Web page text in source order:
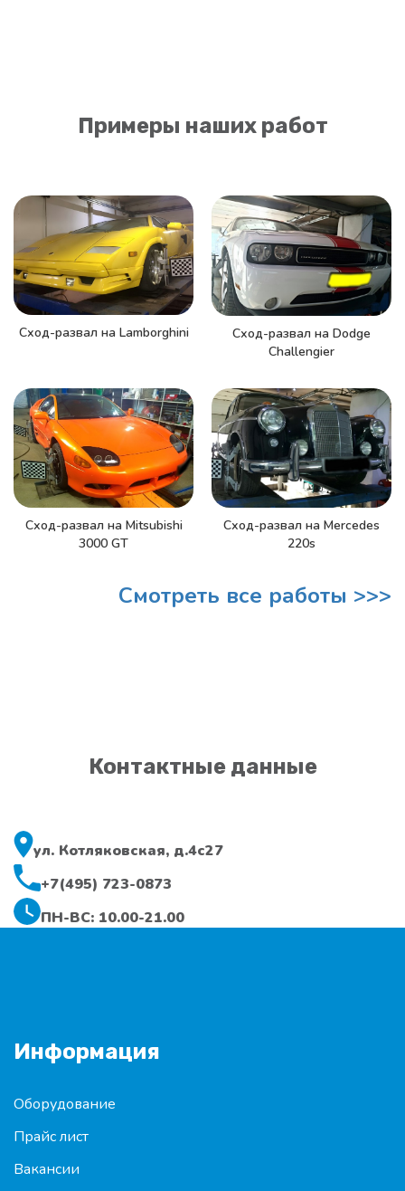
Примеры наших работ
Сход-развал на Lamborghini
Сход-развал на Dodge
Challengier
Сход-развал на Mitsubishi
3000 GT
Сход-развал на Mercedes
220s
Смотреть все работы >>>
Контактные данные
ул. Котляковская, д.4с27
+7(495) 723-0873
ПН-ВС: 10.00-21.00
Информация
Оборудование
Прайс лист
Вакансии